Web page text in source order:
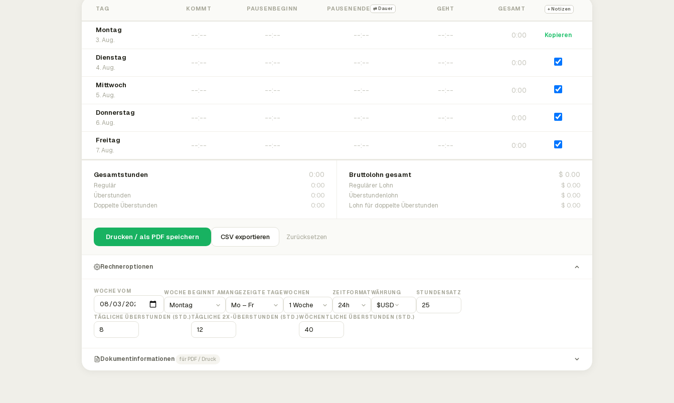
TAG KOMMT PAUSENBEGINN PAUSENENDE ⇄ Dauer GEHT GESAMT + Notizen
Montag
3. Aug.
0:00 Kopieren
Dienstag
4. Aug.
0:00
Mittwoch
5. Aug.
0:00
Donnerstag
6. Aug.
0:00
Freitag
7. Aug.
0:00
Gesamtstunden 0:00
Regulär 0:00
Überstunden 0:00
Doppelte Überstunden 0:00
Bruttolohn gesamt $ 0.00
Regulärer Lohn $ 0.00
Überstundenlohn $ 0.00
Lohn für doppelte Überstunden $ 0.00
Drucken / als PDF speichern CSV exportieren Zurücksetzen
Rechneroptionen
WOCHE VOM WOCHE BEGINNT AMANGEZEIGTE TAGEWOCHEN ZEITFORMATWÄHRUNG
$USD
STUNDENSATZ
TÄGLICHE ÜBERSTUNDEN (STD.)TÄGLICHE 2X-ÜBERSTUNDEN (STD.)WÖCHENTLICHE ÜBERSTUNDEN (STD.)
Dokumentinformationen für PDF / Druck